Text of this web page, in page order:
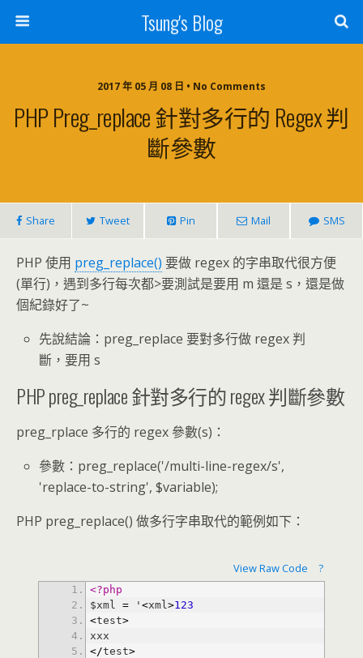
Tsung's Blog
2017 年 05 月 08 日 • No Comments
PHP Preg_replace 針對多行的 Regex 判
斷參數
Share Tweet Pin Mail SMS
PHP 使用 preg_replace() 要做 regex 的字串取代很方便
(單行)，遇到多行每次都>要測試是要用 m 還是 s，還是做
個紀錄好了~
先說結論：preg_replace 要對多行做 regex 判
斷，要用 s
PHP preg_replace 針對多行的 regex 判斷參數
preg_rplace 多行的 regex 參數(s)：
參數：preg_replace('/multi-line-regex/s',
'replace-to-string', $variable);
PHP preg_replace() 做多行字串取代的範例如下：
View Raw Code ?
<?php
$xml = '<xml>123
<test>
</test>